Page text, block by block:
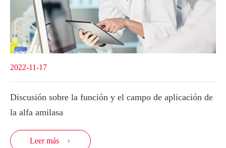
2022-11-17
Discusión sobre la función y el campo de aplicación de
la alfa amilasa
Leer más 